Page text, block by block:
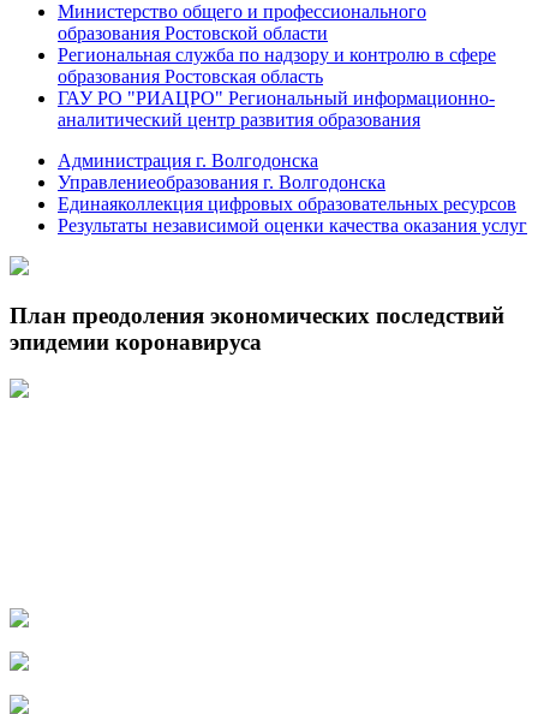
Министерство общего и профессионального
образования Ростовской области
Региональная служба по надзору и контролю в сфере
образования Ростовская область
ГАУ РО "РИАЦРО" Региональный информационно-
аналитический центр развития образования
Администрация г. Волгодонска
Управлениеобразования г. Волгодонска
Единаяколлекция цифровых образовательных ресурсов
Результаты независимой оценки качества оказания услуг
План преодоления экономических последствий
эпидемии коронавируса